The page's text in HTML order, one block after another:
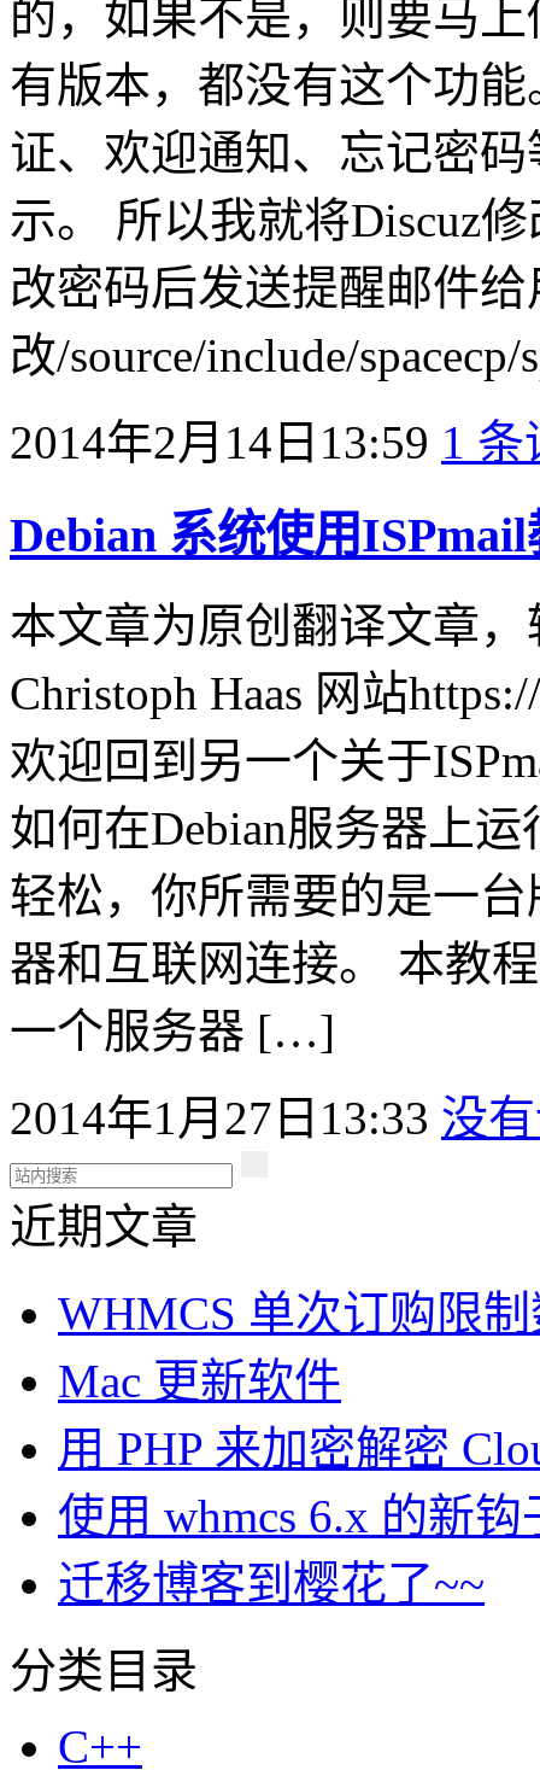
的，如果不是，则要马
有版本，都没有这个功
证、欢迎通知、忘记密
示。 所以我就将Discuz
改密码后发送提醒邮件
改/source/include/
2014年2月14日13:59 1 条
Debian 系统使用
本文章为原创翻译文章
Christoph Haas 网站
欢迎回到另一个关于
如何在Debian服务器上
轻松，你所需要的是一台
器和互联网连接。 本教
一个服务器 […]
2014年1月27日13:33 没
近期文章
WHMCS 单次订购限
Mac 更新软件
用 PHP 来加密解密
使用 whmcs 6.x 的新
迁移博客到樱花了~~
分类目录
C++